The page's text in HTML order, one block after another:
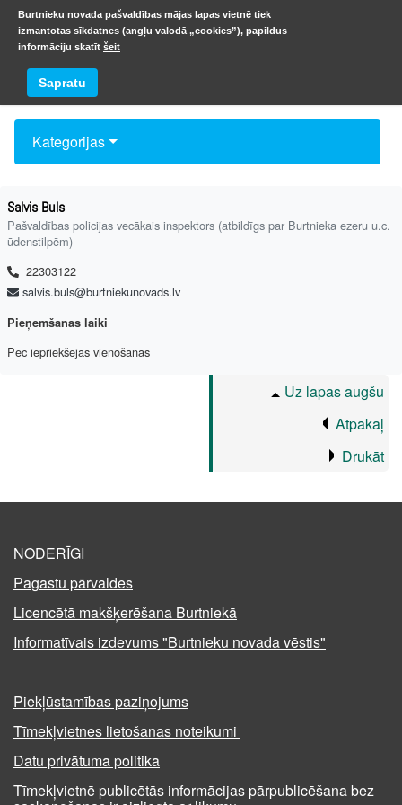
Kontakti
Kategorijas
Salvis Buls
Pašvaldības policijas vecākais inspektors (atbildīgs par Burtnieka ezeru u.c.
ūdenstilpēm)
22303122
salvis.buls@burtniekunovads.lv
Pieņemšanas laiki
Pēc iepriekšējas vienošanās
Uz lapas augšu
Atpakaļ
Drukāt
NODERĪGI
Pagastu pārvaldes
Licencētā makšķerēšana Burtniekā
Informatīvais izdevums "Burtnieku novada vēstis"
Piekļūstamības paziņojums
Tīmekļvietnes lietošanas noteikumi
Datu privātuma politika
Tīmekļvietnē publicētās informācijas pārpublicēšana bez
Burtnieku novada pašvaldības mājas lapas vietnē tiek
izmantotas sīkdatnes (angļu valodā „cookies”), papildus
informāciju skatīt šeit
Sapratu